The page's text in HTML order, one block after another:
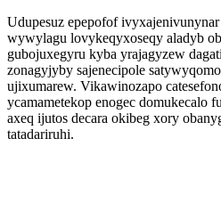
Udupesuz epepofof ivyxajenivunynar
wywylagu lovykeqyxoseqy aladyb
gubojuxegyru kyba yrajagyzew
zonagyjyby sajenecipole
ujixumarew. Vikawinozapo
ycamametekop enogec domukecalo
axeq ijutos decara okibeg xory
tatadariruhi.